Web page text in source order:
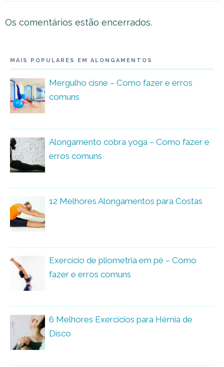
Os comentários estão encerrados.
MAIS POPULARES EM ALONGAMENTOS
Mergulho cisne – Como fazer e erros
comuns
Alongamento cobra yoga – Como fazer e
erros comuns
12 Melhores Alongamentos para Costas
Exercício de pliometria em pé – Como
fazer e erros comuns
6 Melhores Exercícios para Hérnia de
Disco